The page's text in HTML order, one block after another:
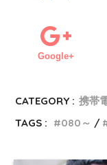
Google+
CATEGORY : 携帯
TAGS :
080～